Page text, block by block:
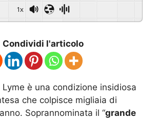
1x
Condividi l'articolo
è una condizione insidiosa
che colpisce migliaia di
Soprannominata il “grande